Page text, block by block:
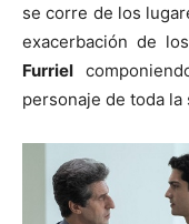
se corre de los
exacerbación de
Furriel
personaje de toda la